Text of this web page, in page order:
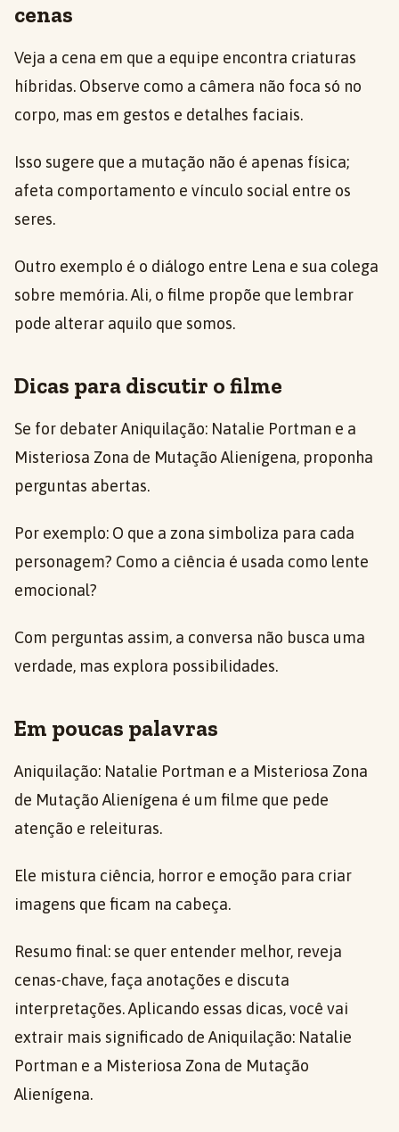
cenas
Veja a cena em que a equipe encontra criaturas
híbridas. Observe como a câmera não foca só no
corpo, mas em gestos e detalhes faciais.
Isso sugere que a mutação não é apenas física;
afeta comportamento e vínculo social entre os
seres.
Outro exemplo é o diálogo entre Lena e sua colega
sobre memória. Ali, o filme propõe que lembrar
pode alterar aquilo que somos.
Dicas para discutir o filme
Se for debater Aniquilação: Natalie Portman e a
Misteriosa Zona de Mutação Alienígena, proponha
perguntas abertas.
Por exemplo: O que a zona simboliza para cada
personagem? Como a ciência é usada como lente
emocional?
Com perguntas assim, a conversa não busca uma
verdade, mas explora possibilidades.
Em poucas palavras
Aniquilação: Natalie Portman e a Misteriosa Zona
de Mutação Alienígena é um filme que pede
atenção e releituras.
Ele mistura ciência, horror e emoção para criar
imagens que ficam na cabeça.
Resumo final: se quer entender melhor, reveja
cenas-chave, faça anotações e discuta
interpretações. Aplicando essas dicas, você vai
extrair mais significado de Aniquilação: Natalie
Portman e a Misteriosa Zona de Mutação
Alienígena.